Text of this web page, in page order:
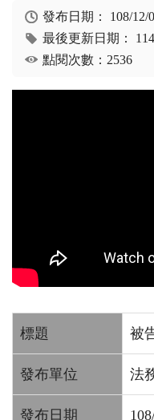
發布日期： 108/12/
最後更新日期：
點閱次數：2536
標題 被
發布單位 法
發布日期